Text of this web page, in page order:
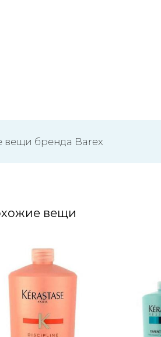
вещи бренда Barex
вещи